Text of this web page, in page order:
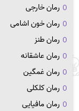
رمان خارجی
رمان خون اشامی
رمان طنز
رمان عاشقانه
رمان غمگین
رمان کلکلی
رمان مافیایی